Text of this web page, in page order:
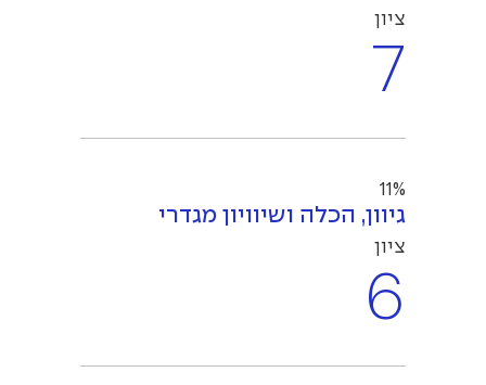
ציון
7
11%
גיוון, הכלה ושיוויון מגדרי
ציון
6